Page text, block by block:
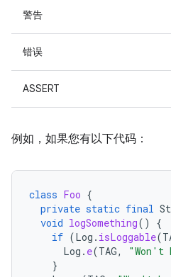
警告
错误
ASSERT
例如，如果您有以下代码：
class Foo {
private static final
void logSomething()
{
if (Log . isLoggable(
Log . e(TAG, "Won't
}